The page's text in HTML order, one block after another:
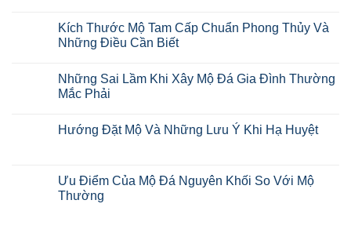
Kích Thước Mộ Tam Cấp Chuẩn Phong Thủy Và
Những Điều Cần Biết
Những Sai Lầm Khi Xây Mộ Đá Gia Đình Thường
Mắc Phải
Hướng Đặt Mộ Và Những Lưu Ý Khi Hạ Huyệt
Ưu Điểm Của Mộ Đá Nguyên Khối So Với Mộ
Thường